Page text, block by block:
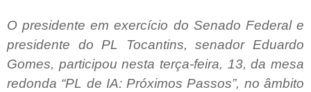
O presidente em exercício do Senado Federal e
presidente do PL Tocantins, senador Eduardo
Gomes, participou nesta terça-feira, 13, da mesa
redonda “PL de IA: Próximos Passos”, no âmbito